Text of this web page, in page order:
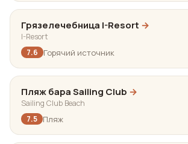
Грязелечебница I-Resort →
I-Resort
7.6
Горячий источник
Пляж бара Sailing Club →
Sailing Club Beach
7.5 Пляж